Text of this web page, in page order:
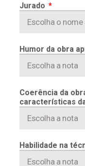
Jurado
Humor da obra
Coerência da
características
Habilidade na